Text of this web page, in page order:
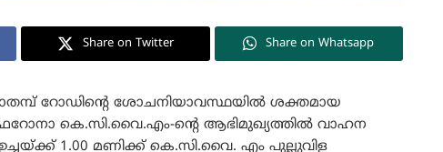
Share on Twitter Share on Whatsapp
ഗോതമ്പ് റോഡിന്റെ ശോചനിയാവസ്ഥയിൽ ശക്തമായ
കെ.സി.വൈ.എം-ന്റെ ആഭിമുഖ്യത്തിൽ വാഹന
ഉച്ചയ്ക്ക് 1.00 മണിക്ക് കെ.സി.വൈ. എം പുല്ലുവിള